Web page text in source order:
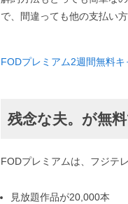
で、間違っても他の支払い
FODプレミアム2週間無料
残念な夫。が無
FODプレミアムは、フジテ
見放題作品が20,000本